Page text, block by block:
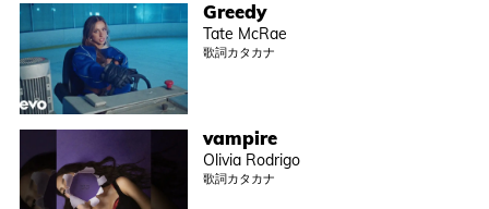
Greedy
Tate McRae
歌詞カタカナ
vampire
Olivia Rodrigo
歌詞カタカナ